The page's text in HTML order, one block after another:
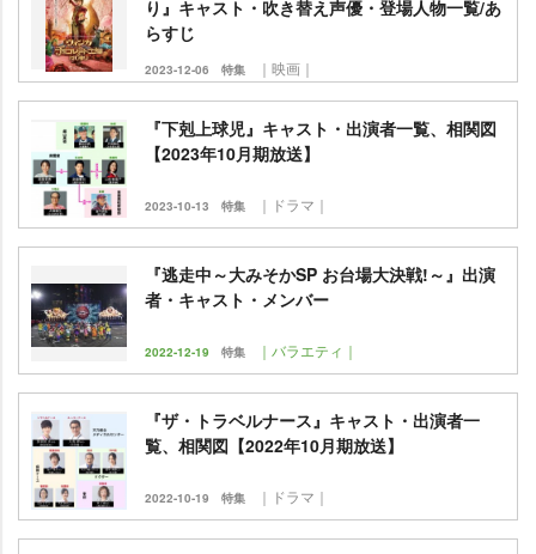
り』キャスト・吹き替え声優・登場人物一覧/あ
らすじ
2023-12-06 特集 ｜映画｜
『下剋上球児』キャスト・出演者一覧、相関図
【2023年10月期放送】
2023-10-13 特集 ｜ドラマ｜
『逃走中～大みそかSP お台場大決戦!～』出演
者・キャスト・メンバー
2022-12-19 特集 ｜バラエティ｜
『ザ・トラベルナース』キャスト・出演者一
覧、相関図【2022年10月期放送】
2022-10-19 特集 ｜ドラマ｜